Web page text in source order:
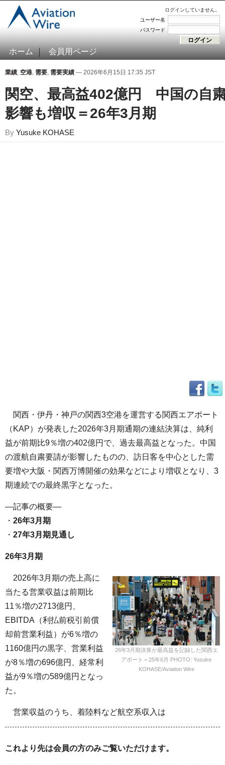
ログインしていません。
ユーザー名
パスワード
ホーム 会員用ページ
業績, 空港, 需要, 需要実績 — 2026年6月15日 17:35 JST
関空、最高益402億円 中国の自
影響も増収＝26年3月期
By Yusuke KOHASE
関西・伊丹・神戸の関西3空港を運営する関西エアポート
（KAP）が発表した2026年3月期通期の連結決算は、純利
益が前期比9％増の402億円で、過去最高益となった。中国
の渡航自粛要請が影響したものの、訪日客を中心とした需
要増や大阪・関西万博開催の効果などにより増収となり、3
期連続での最終黒字となった。
—記事の概要—
・ 26年3月期
・ 27年3月期見通し
26年3月期
26年3月期決算が最高益を記録した関西エ
アポート＝25年6月 PHOTO: Yusuke
KOHASE/Aviation Wire
2026年3月期の売上高に
当たる営業収益は前期比
11％増の2713億円、
EBITDA（利払前税引前償
却前営業利益）が6％増の
1160億円の黒字、営業利益
が8％増の696億円、経常利
益が9％増の589億円となっ
た。
営業収益のうち、着陸料など航空系収入は
これより先は会員の方のみご覧いただけます。